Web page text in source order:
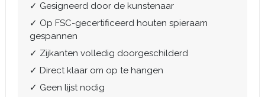
✓ Gesigneerd door de kunstenaar
✓ Op FSC-gecertificeerd houten spieraam
gespannen
✓ Zijkanten volledig doorgeschilderd
✓ Direct klaar om op te hangen
✓ Geen lijst nodig